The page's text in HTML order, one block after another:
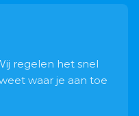
regelen het snel
waar je aan toe